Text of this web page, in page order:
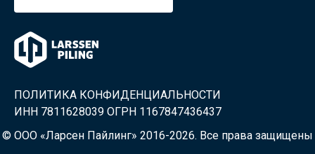
ПОЛИТИКА КОНФИДЕНЦИАЛЬНОСТИ
ИНН 7811628039 ОГРН 1167847436437
© ООО «Ларсен Пайлинг» 2016-2026. Все права защищены